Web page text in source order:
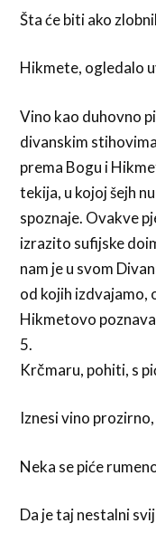
Šta će biti ako
Hikmete, ogledalo
Vino kao duhovno
divanskim
prema Bogu i
tekija, u kojoj šejh
spoznaje. Ovakve
izrazito sufijske
nam je u svom
od kojih izdvajamo,
Hikmetovo
5.
Krčmaru, pohiti, s
Iznesi vino
Neka se piće
Da je taj nestalni